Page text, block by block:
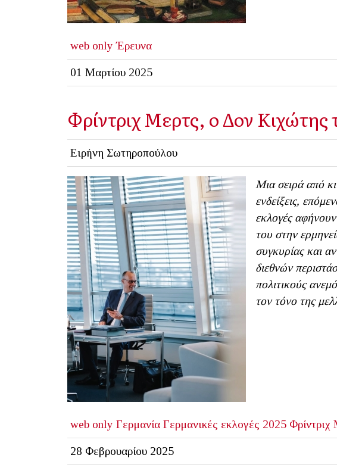
web only Έρευνα
01 Μαρτίου 2025
Φρίντριχ Μερτς, ο Δον Κιχώτης
Ειρήνη Σωτηροπούλου
Μια σειρά από
ενδείξεις,
εκλογές
του στην
συγκυρίαςκαι
διεθνών
πολιτικούς
τον τόνο της
web only Γερμανία Γερμανικές εκλογές 2025 Φρίντριχ
28 Φεβρουαρίου 2025